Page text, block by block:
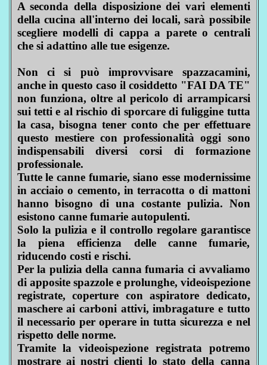
A seconda della disposizione dei vari elementi
della cucina all'interno dei locali, sarà possibile
scegliere modelli di cappa a parete o centrali
che si adattino alle tue esigenze.
Non ci si può improvvisare spazzacamini,
anche in questo caso il cosiddetto "FAI DA TE"
non funziona, oltre al pericolo di arrampicarsi
sui tetti e al rischio di sporcare di fuliggine tutta
la casa, bisogna tener conto che per effettuare
questo mestiere con professionalità oggi sono
indispensabili diversi corsi di formazione
professionale.
Tutte le canne fumarie, siano esse modernissime
in acciaio o cemento, in terracotta o di mattoni
hanno bisogno di una costante pulizia. Non
esistono canne fumarie autopulenti.
Solo la pulizia e il controllo regolare garantisce
la piena efficienza delle canne fumarie,
riducendo costi e rischi.
Per la pulizia della canna fumaria ci avvaliamo
di apposite spazzole e prolunghe, videoispezione
registrate, coperture con aspiratore dedicato,
maschere ai carboni attivi, imbragature e tutto
il necessario per operare in tutta sicurezza e nel
rispetto delle norme.
Tramite la videoispezione registrata potremo
mostrare ai nostri clienti lo stato della canna